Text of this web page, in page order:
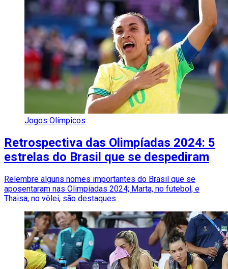
Jogos Olímpicos
Retrospectiva das Olimpíadas 2024: 5
estrelas do Brasil que se despediram
Relembre alguns nomes importantes do Brasil que se
aposentaram nas Olimpíadas 2024; Marta, no futebol, e
Thaisa, no vôlei, são destaques